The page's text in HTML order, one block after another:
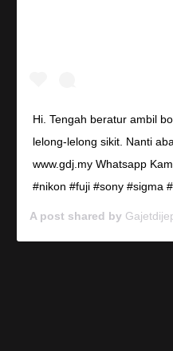
Hi. Tengah beratur ambil
lelong-lelong sikit. Nanti
www.gdj.my Whatsapp
#nikon #fuji #sony #sigma
A post shared by